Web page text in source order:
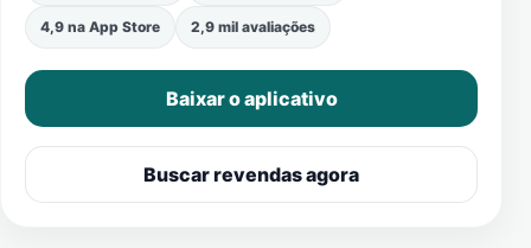
4,9 na App Store 2,9 mil avaliações
Baixar o aplicativo
Buscar revendas agora